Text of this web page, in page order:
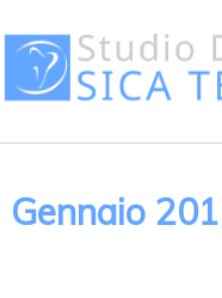
Gennaio